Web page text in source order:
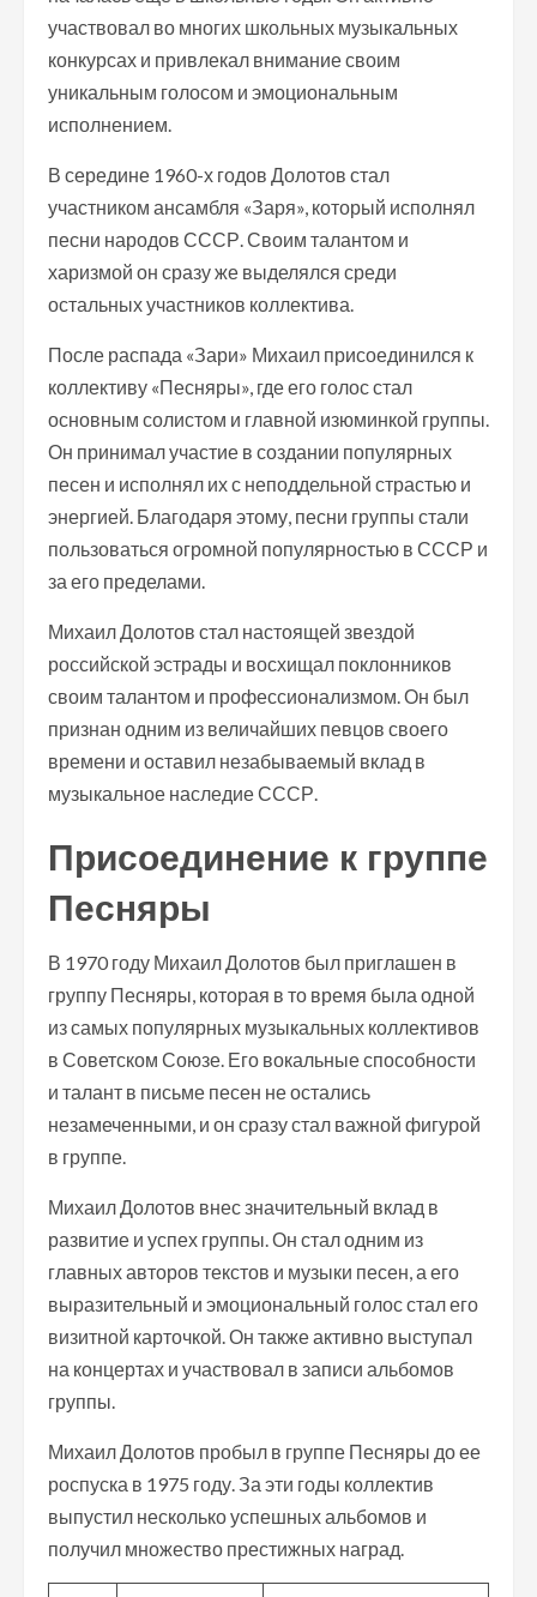
участвовал во многих школьных музыкальных
конкурсах и привлекал внимание своим
уникальным голосом и эмоциональным
исполнением.
В середине 1960-х годов Долотов стал
участником ансамбля «Заря», который исполнял
песни народов СССР. Своим талантом и
харизмой он сразу же выделялся среди
остальных участников коллектива.
После распада «Зари» Михаил присоединился к
коллективу «Песняры», где его голос стал
основным солистом и главной изюминкой группы.
Он принимал участие в создании популярных
песен и исполнял их с неподдельной страстью и
энергией. Благодаря этому, песни группы стали
пользоваться огромной популярностью в СССР и
за его пределами.
Михаил Долотов стал настоящей звездой
российской эстрады и восхищал поклонников
своим талантом и профессионализмом. Он был
признан одним из величайших певцов своего
времени и оставил незабываемый вклад в
музыкальное наследие СССР.
Присоединение к группе
Песняры
В 1970 году Михаил Долотов был приглашен в
группу Песняры, которая в то время была одной
из самых популярных музыкальных коллективов
в Советском Союзе. Его вокальные способности
и талант в письме песен не остались
незамеченными, и он сразу стал важной фигурой
в группе.
Михаил Долотов внес значительный вклад в
развитие и успех группы. Он стал одним из
главных авторов текстов и музыки песен, а его
выразительный и эмоциональный голос стал его
визитной карточкой. Он также активно выступал
на концертах и участвовал в записи альбомов
группы.
Михаил Долотов пробыл в группе Песняры до ее
роспуска в 1975 году. За эти годы коллектив
выпустил несколько успешных альбомов и
получил множество престижных наград.